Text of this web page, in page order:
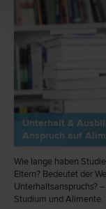
Unterhalt &
Anspruch auf
Wie lange haben
Eltern? Bedeutet der
Unterhaltsanspruchs?
Studium und Alimente.